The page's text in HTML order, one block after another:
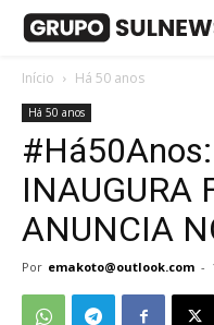
Início Há 50 anos
Há 50 anos
INAUGURA
ANUNCIA
Por emakoto@outlook.com -